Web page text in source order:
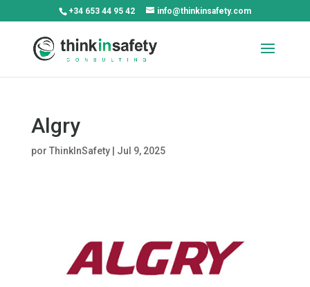
+34 653 44 95 42 info@thinkinsafety.com
Algry
por ThinkInSafety| Jul 9, 2025